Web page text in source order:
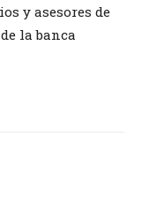
y asesores de
la banca